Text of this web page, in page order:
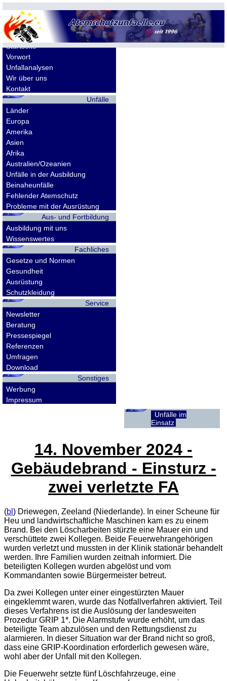
Allgemeines
Startseite
Vorwort
Unfallanalysen
Wir über uns
Kontakt
Unfälle
Länder
Europa
Amerika
Asien
Afrika
Australien/Ozeanien
Unfälle in der Ausbildung
Beinaheunfälle
Fehlender Atemschutz
Probleme mit der Ausrüstung
Aus- und Fortbildung
Ausbildung mit uns
Wissenswertes
Fachliches
Gesetze und Normen
Gesundheit
Ausrüstung
Schutzkleidung
Service
Newsletter
Beratung
Pressespiegel
Referenzen
Umfragen
Download
Sonstiges
Werbung
Impressum
Unfälle im
Einsatz
14. November 2024 -
Gebäudebrand - Einsturz -
zwei verletzte FA
(bl ) Driewegen, Zeeland (Niederlande). In einer Scheune für
Heu und landwirtschaftliche Maschinen kam es zu einem
Brand. Bei den Löscharbeiten stürzte eine Mauer ein und
verschüttete zwei Kollegen. Beide Feuerwehrangehörigen
wurden verletzt und mussten in der Klinik stationär behandelt
werden. Ihre Familien wurden zeitnah informiert. Die
beteiligten Kollegen wurden abgelöst und vom
Kommandanten sowie Bürgermeister betreut.
Da zwei Kollegen unter einer eingestürzten Mauer
eingeklemmt waren, wurde das Notfallverfahren aktiviert. Teil
dieses Verfahrens ist die Auslösung der landesweiten
Prozedur GRIP 1*. Die Alarmstufe wurde erhöht, um das
beteiligte Team abzulösen und den Rettungsdienst zu
alarmieren. In dieser Situation war der Brand nicht so groß,
dass eine GRIP-Koordination erforderlich gewesen wäre,
wohl aber der Unfall mit den Kollegen.
Die Feuerwehr setzte fünf Löschfahrzeuge, eine